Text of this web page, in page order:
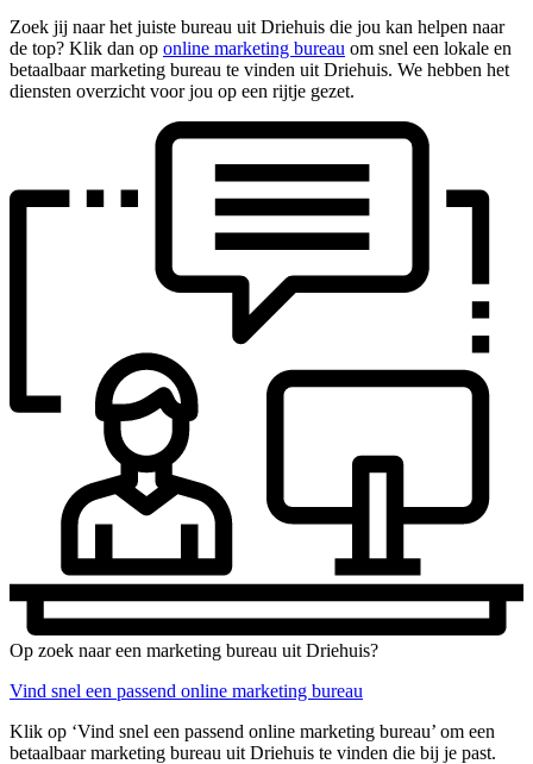
Zoek jij naar het juiste bureau uit Driehuis die jou kan helpen naar
de top? Klik dan op online marketing bureau om snel een lokale en
betaalbaar marketing bureau te vinden uit Driehuis. We hebben het
diensten overzicht voor jou op een rijtje gezet.
Op zoek naar een marketing bureau uit Driehuis?
Vind snel een passend online marketing bureau
Klik op ‘Vind snel een passend online marketing bureau’ om een
betaalbaar marketing bureau uit Driehuis te vinden die bij je past.